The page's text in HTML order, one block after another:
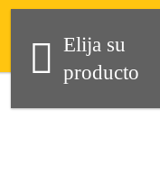
Elija su
producto